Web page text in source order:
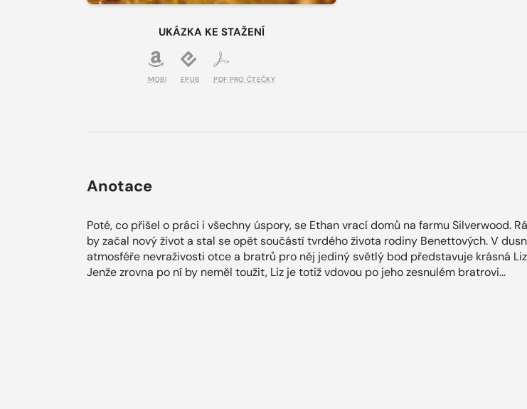
UKÁZKA KE STAŽENÍ
MOBI EPUB PDF PRO ČTEČKY
Anotace
Poté, co přišel o práci i všechny úspory, se Ethan vrací domů na farmu Silverwood.
by začal nový život a stal se opět součástí tvrdého života rodiny Benettových. V
atmosféře nevraživosti otce a bratrů pro něj jediný světlý bod představuje krásná
Jenže zrovna po ní by neměl toužit, Liz je totiž vdovou po jeho zesnulém bratrovi...